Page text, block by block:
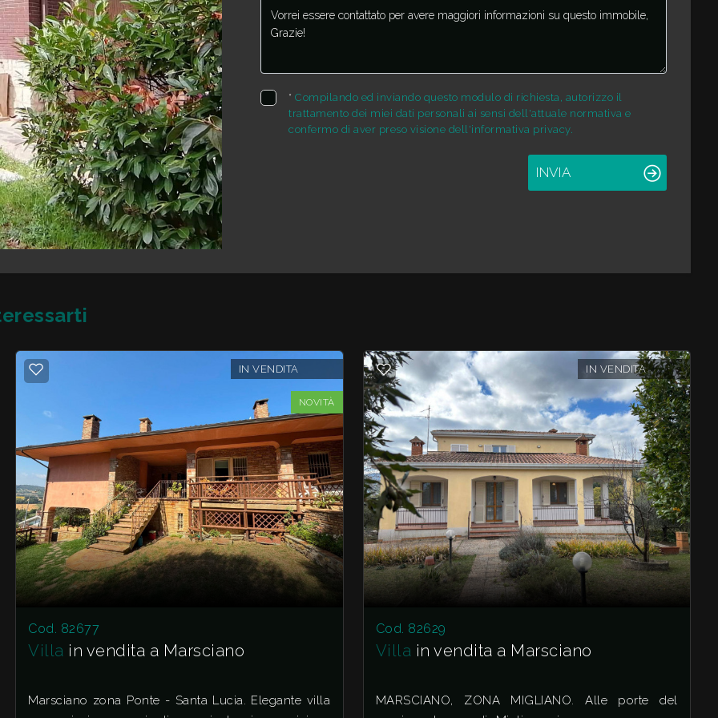
*Compilando ed inviando questo modulo di richiesta, autorizzo il
trattamento dei miei dati personali ai sensi dell'attuale normativa e
confermo di aver preso visione dell'informativa privacy.
INVIA
IN VENDITA
NOVITÀ
Cod. 82677
Villa in vendita a Marsciano
Marsciano zona Ponte - Santa Lucia. Elegante villa
IN VENDITA
Cod. 82629
Villa in vendita a Marsciano
MARSCIANO, ZONA MIGLIANO. Alle porte del